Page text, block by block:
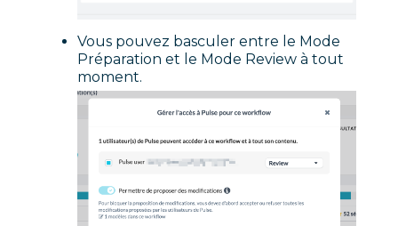
Vous pouvez basculer entre le Mode
Préparation et le Mode Review à tout
moment.